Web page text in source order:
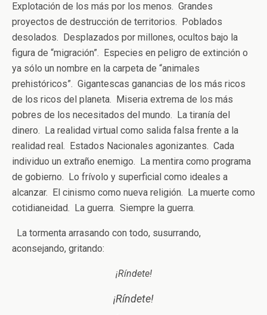
Explotación de los más por los menos. Grandes
proyectos de destrucción de territorios. Poblados
desolados. Desplazados por millones, ocultos bajo la
figura de “migración”. Especies en peligro de extinción o
ya sólo un nombre en la carpeta de “animales
prehistóricos”. Gigantescas ganancias de los más ricos
de los ricos del planeta. Miseria extrema de los más
pobres de los necesitados del mundo. La tiranía del
dinero. La realidad virtual como salida falsa frente a la
realidad real. Estados Nacionales agonizantes. Cada
individuo un extraño enemigo. La mentira como programa
de gobierno. Lo frívolo y superficial como ideales a
alcanzar. El cinismo como nueva religión. La muerte como
cotidianeidad. La guerra. Siempre la guerra.
La tormenta arrasando con todo, susurrando,
aconsejando, gritando:
¡Ríndete!
¡Ríndete!